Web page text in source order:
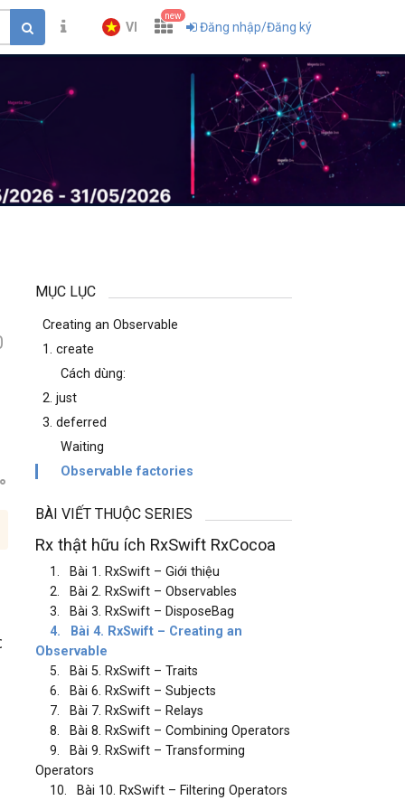
VI
new
Đăng nhập/Đăng ký
MỤC LỤC
Creating an Observable
1. create
Cách dùng:
2. just
3. deferred
Waiting
Observable factories
BÀI VIẾT THUỘC SERIES
Rx thật hữu ích RxSwift RxCocoa
1. Bài 1. RxSwift – Giới thiệu
2. Bài 2. RxSwift – Observables
3. Bài 3. RxSwift – DisposeBag
4.
Bài 4. RxSwift – Creating an
Observable
5. Bài 5. RxSwift – Traits
6. Bài 6. RxSwift – Subjects
7. Bài 7. RxSwift – Relays
8. Bài 8. RxSwift – Combining Operators
9.
Bài 9. RxSwift – Transforming
Operators
10. Bài 10. RxSwift – Filtering Operators